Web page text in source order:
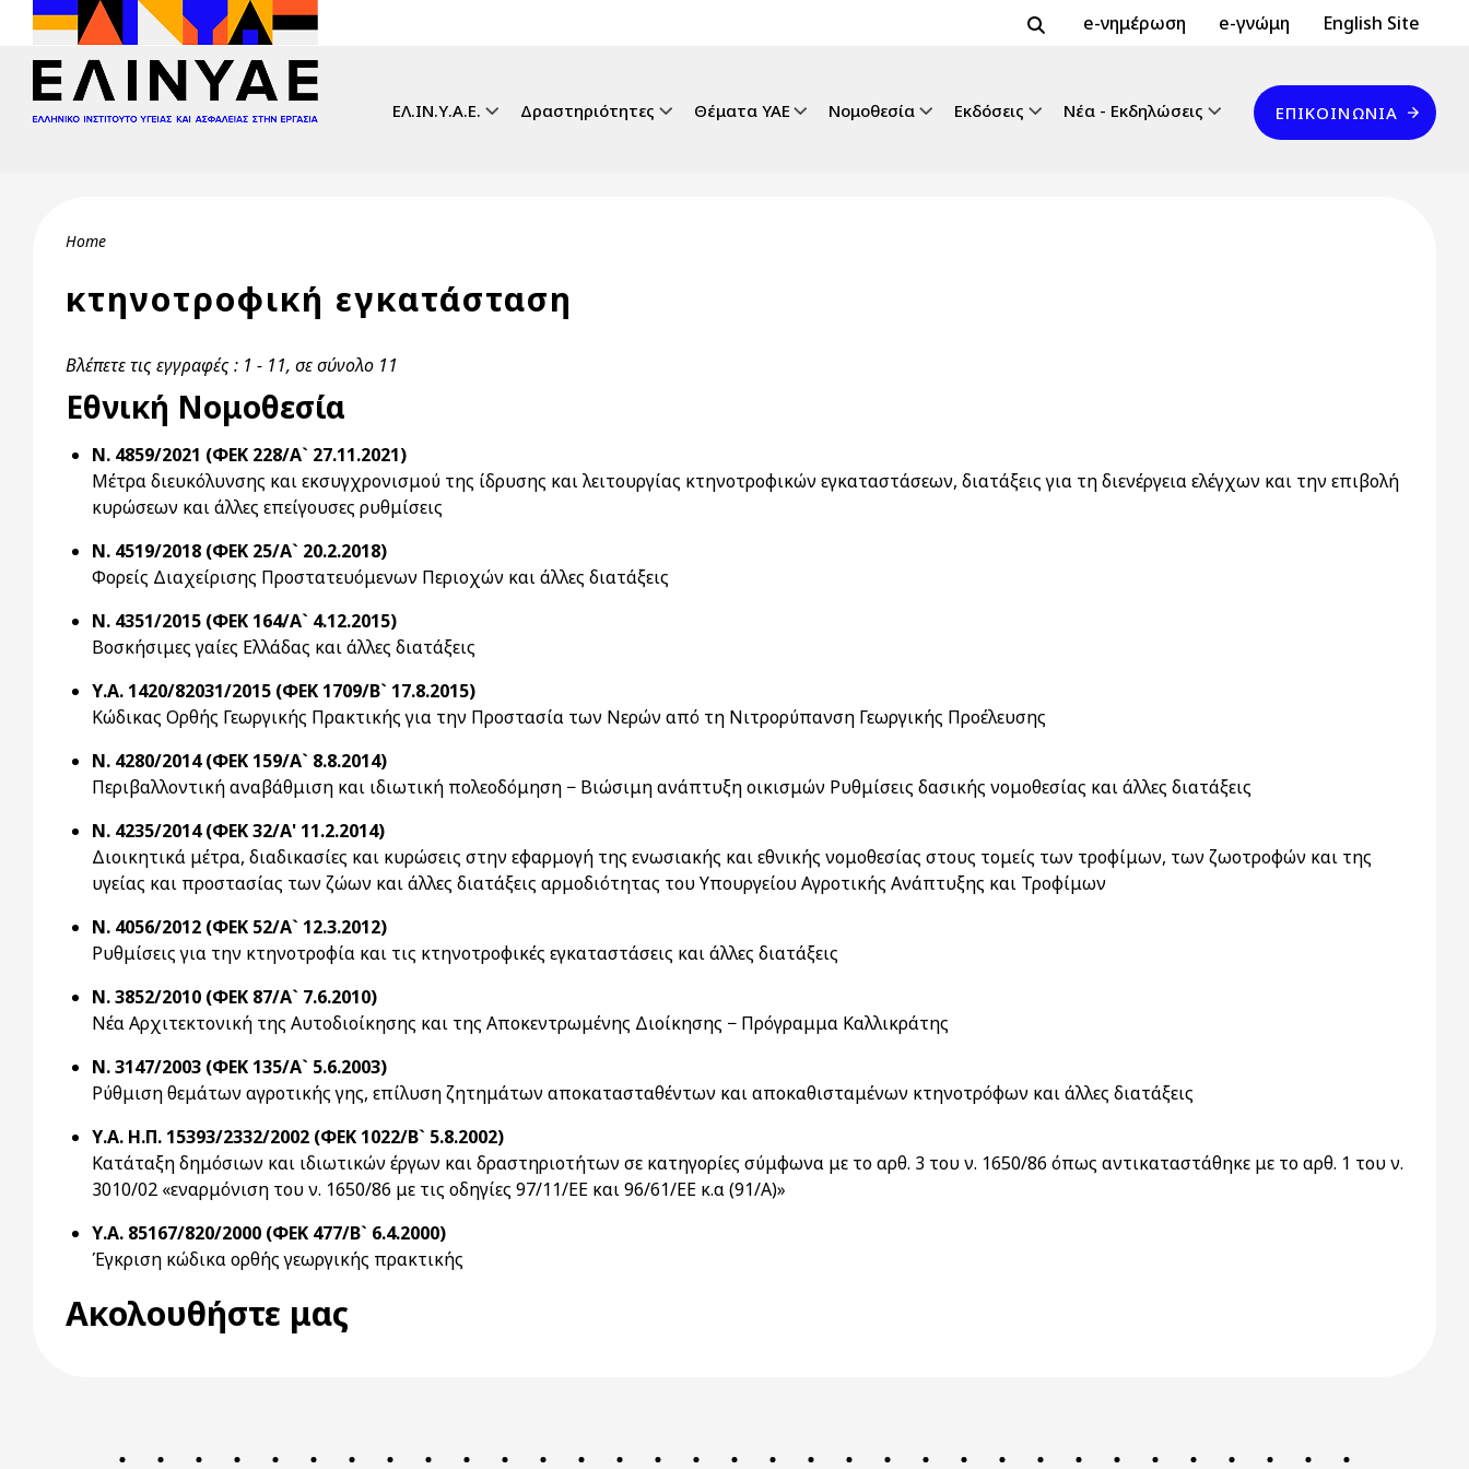
Skip to main content Header Top 2
e-νημέρωση e-γνώμη Header Top
English Site
ΕΛ.ΙΝ.Υ.Α.Ε. Δραστηριότητες Θέματα ΥΑΕ Νομοθεσία Εκδόσεις Νέα - Εκδηλώσεις
Επικοινωνία
ΕΠΙΚΟΙΝΩΝΊΑ
Breadcrumb
Home
κτηνοτροφική εγκατάσταση
Βλέπετε τις εγγραφές : 1 - 11, σε σύνολο 11
Εθνική Νομοθεσία
Ν. 4859/2021 (ΦΕΚ 228/Α` 27.11.2021)
Μέτρα διευκόλυνσης και εκσυγχρονισμού της ίδρυσης και λειτουργίας κτηνοτροφικών εγκαταστάσεων, διατάξεις για τη διενέργεια ελέγχων και την επιβολή
κυρώσεων και άλλες επείγουσες ρυθμίσεις
Ν. 4519/2018 (ΦΕΚ 25/Α` 20.2.2018)
Φορείς Διαχείρισης Προστατευόμενων Περιοχών και άλλες διατάξεις
Ν. 4351/2015 (ΦΕΚ 164/Α` 4.12.2015)
Bοσκήσιμες γαίες Ελλάδας και άλλες διατάξεις
Υ.Α. 1420/82031/2015 (ΦΕΚ 1709/Β` 17.8.2015)
Κώδικας Ορθής Γεωργικής Πρακτικής για την Προστασία των Νερών από τη Νιτρορύπανση Γεωργικής Προέλευσης
Ν. 4280/2014 (ΦΕΚ 159/Α` 8.8.2014)
Περιβαλλοντική αναβάθμιση και ιδιωτική πολεοδόμηση − Βιώσιμη ανάπτυξη οικισμών Ρυθμίσεις δασικής νομοθεσίας και άλλες διατάξεις
Ν. 4235/2014 (ΦΕΚ 32/Α' 11.2.2014)
Διοικητικά μέτρα, διαδικασίες και κυρώσεις στην εφαρμογή της ενωσιακής και εθνικής νομοθεσίας στους τομείς των τροφίμων, των ζωοτροφών και της
υγείας και προστασίας των ζώων και άλλες διατάξεις αρμοδιότητας του Υπουργείου Αγροτικής Ανάπτυξης και Τροφίμων
Ν. 4056/2012 (ΦΕΚ 52/Α` 12.3.2012)
Ρυθμίσεις για την κτηνοτροφία και τις κτηνοτροφικές εγκαταστάσεις και άλλες διατάξεις
Ν. 3852/2010 (ΦΕΚ 87/Α` 7.6.2010)
Νέα Αρχιτεκτονική της Αυτοδιοίκησης και της Αποκεντρωμένης Διοίκησης − Πρόγραμμα Καλλικράτης
Ν. 3147/2003 (ΦΕΚ 135/Α` 5.6.2003)
Ρύθμιση θεμάτων αγροτικής γης, επίλυση ζητημάτων αποκατασταθέντων και αποκαθισταμένων κτηνοτρόφων και άλλες διατάξεις
Υ.Α. Η.Π. 15393/2332/2002 (ΦΕΚ 1022/Β` 5.8.2002)
Κατάταξη δημόσιων και ιδιωτικών έργων και δραστηριοτήτων σε κατηγορίες σύμφωνα με το αρθ. 3 του ν. 1650/86 όπως αντικαταστάθηκε με το αρθ. 1 του ν.
3010/02 «εναρμόνιση του ν. 1650/86 με τις οδηγίες 97/11/ΕΕ και 96/61/ΕΕ κ.α (91/Α)»
Υ.Α. 85167/820/2000 (ΦΕΚ 477/Β` 6.4.2000)
Έγκριση κώδικα ορθής γεωργικής πρακτικής
Ακολουθήστε μας